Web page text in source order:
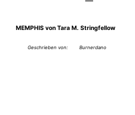
MEMPHIS von Tara M. Stringfellow
Geschrieben von: Burnerdano